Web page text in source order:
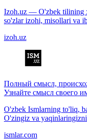
Izoh.uz — O'zbek tilining
so'zlar izohi, misollari va
izoh.uz
Полный смысл,
Узнайте смысл своего
O'zbek Ismlarning to'liq,
O'zingiz va
ismlar.com